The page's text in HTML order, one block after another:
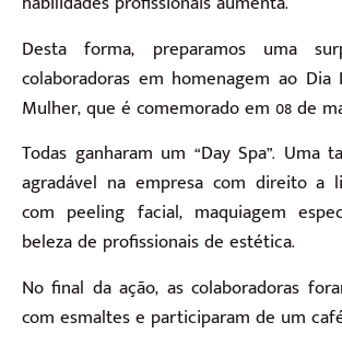
Desta forma, preparamos uma
colaboradoras em homenagem ao Dia
Mulher, que é comemorado em 08 de
Todas ganharam um “Day Spa”. Uma
agradável na empresa com direito a
com peeling facial, maquiagem
beleza de profissionais de estética.
No final da ação, as colaboradoras
com esmaltes e participaram de um